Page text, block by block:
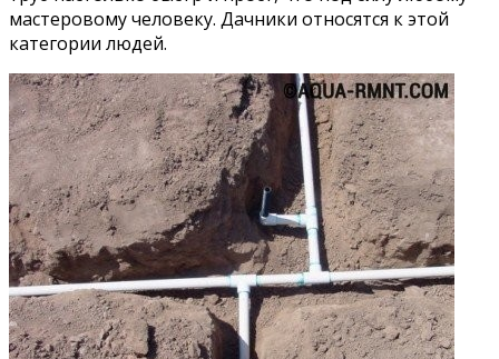
мастеровому человеку. Дачники относятся к этой
категории людей.